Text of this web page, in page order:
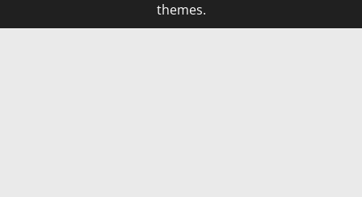
themes.